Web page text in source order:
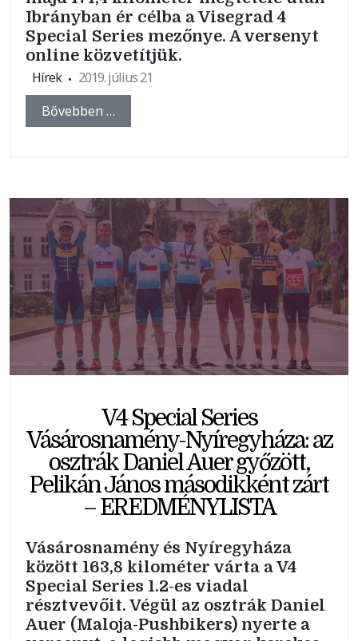
Ibrányban ér célba a Visegrad 4
Special Series mezőnye. A versenyt
online közvetítjük.
Hírek
2019. július 21
Bővebben …
V4 Special Series
Vásárosnamény-Nyíregyháza: az
osztrák Daniel Auer győzött,
Pelikán János másodikként zárt
– EREDMÉNYLISTA
Vásárosnamény és Nyíregyháza
között 163,8 kilométer várta a V4
Special Series 1.2-es viadal
résztvevőit. Végül az osztrák Daniel
Auer (Maloja-Pushbikers) nyerte a